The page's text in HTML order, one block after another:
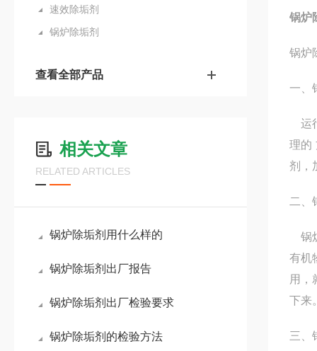
速效除垢剂
锅炉除垢剂
查看全部产品
相关文章
RELATED ARTICLES
锅炉除垢剂用什么样的
锅炉除垢剂出厂报告
锅炉除垢剂出厂检验要求
锅炉除垢剂的检验方法
锅炉
锅炉
一、
运
理的
剂，
二、
锅
有机
用，
下来
三、